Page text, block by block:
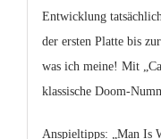
Entwicklung
der ersten Platte bis
was ich meine! Mit
klassische Doom-
Anspieltipps: „Man Is